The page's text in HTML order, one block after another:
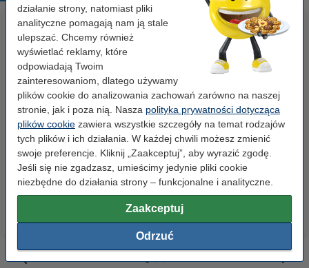
działanie strony, natomiast pliki
analityczne pomagają nam ją stale
ulepszać. Chcemy również
wyświetlać reklamy, które
odpowiadają Twoim
zainteresowaniom, dlatego używamy
plików cookie do analizowania zachowań zarówno na naszej
stronie, jak i poza nią. Nasza polityka prywatności dotycząca
plików cookie zawiera wszystkie szczegóły na temat rodzajów
tych plików i ich działania. W każdej chwili możesz zmienić
swoje preferencje. Kliknij „Zaakceptuj”, aby wyrazić zgodę.
Jeśli się nie zgadzasz, umieścimy jedynie pliki cookie
niezbędne do działania strony – funkcjonalne i analityczne.
Zaakceptuj
Odrzuć
Etykiety wysyłkowe A6 (105 x
148 mm), 100 etykiet, 123drukuj
14,90 zł z VAT
Spinacze biurowe 33 mm
okrągłe (100 sztuk), 123drukuj
2,90 zł z VAT